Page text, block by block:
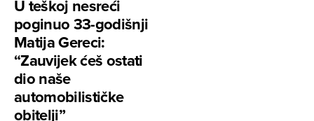
U teškoj nesreći
poginuo 33-godišnji
Matija Gereci:
“Zauvijek ćeš ostati
dio naše
automobilističke
obitelji”